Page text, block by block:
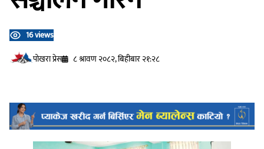
16 views
प‍ोखरा प्रेस
८ श्रावण २०८२, बिहीबार २१:२८